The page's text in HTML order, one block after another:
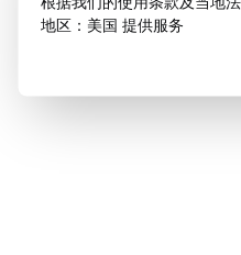
地区：美国 提供服务